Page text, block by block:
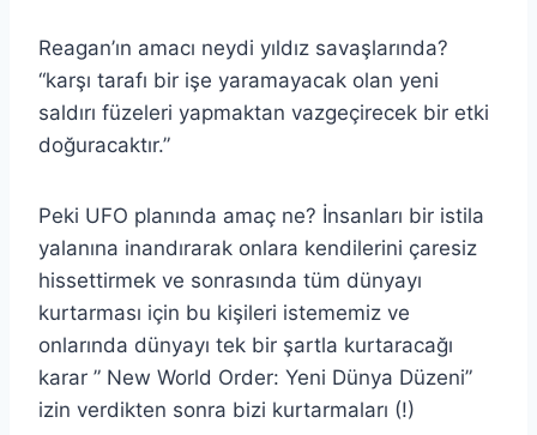
Reagan’ın amacı neydi yıldız savaşlarında?
“karşı tarafı bir işe yaramayacak olan yeni
saldırı füzeleri yapmaktan vazgeçirecek bir etki
doğuracaktır.”
Peki UFO planında amaç ne? İnsanları bir istila
yalanına inandırarak onlara kendilerini çaresiz
hissettirmek ve sonrasında tüm dünyayı
kurtarması için bu kişileri istememiz ve
onlarında dünyayı tek bir şartla kurtaracağı
karar ” New World Order: Yeni Dünya Düzeni”
izin verdikten sonra bizi kurtarmaları (!)